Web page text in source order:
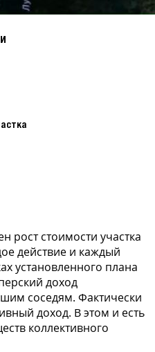
рост стоимости участка
действие и каждый
установленного плана
доход
соседям. Фактически
доход. В этом и есть
коллективного